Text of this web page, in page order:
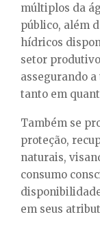
múltiplos da
público, além
hídricos
setor
assegurando
tanto em
Também se
proteção,
naturais,
consumo
em seus